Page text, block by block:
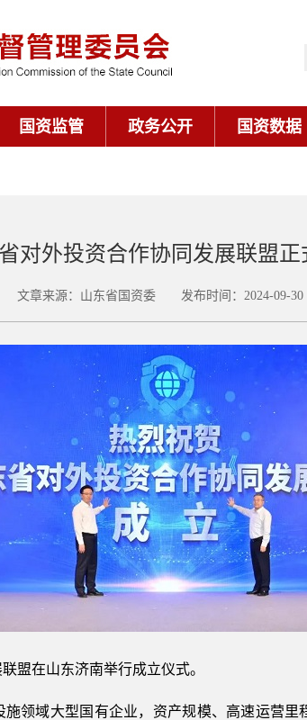
国资监管 政务公开 国资数据
对外投资合作协同发展联盟正
文章来源：山东省国资委 发布时间：2024-09-30
盟在山东济南举行成立仪式。
领域大型国有企业，资产规模、高速运营